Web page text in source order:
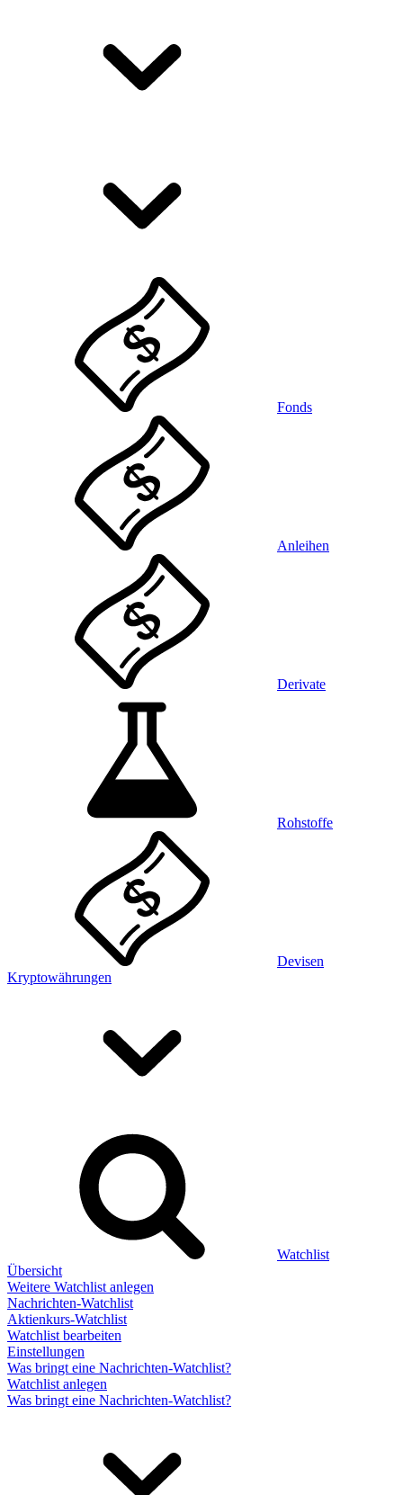
Fonds
Anleihen
Derivate
Rohstoffe
Devisen
Kryptowährungen
Watchlist
Übersicht
Weitere Watchlist anlegen
Nachrichten-Watchlist
Aktienkurs-Watchlist
Watchlist bearbeiten
Einstellungen
Was bringt eine Nachrichten-Watchlist?
Watchlist anlegen
Was bringt eine Nachrichten-Watchlist?